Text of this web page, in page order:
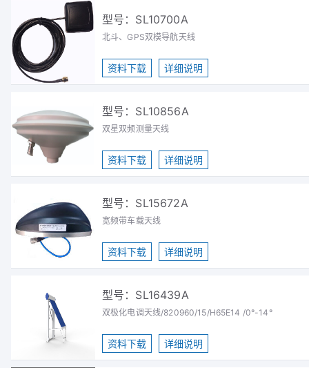
型号：SL10700A
北斗、GPS双模导航天线
资料下载 详细说明
型号：SL10856A
双星双频测量天线
资料下载 详细说明
型号：SL15672A
宽频带车载天线
资料下载 详细说明
型号：SL16439A
双极化电调天线/820960/15/H65E14 /0°-14°
资料下载 详细说明